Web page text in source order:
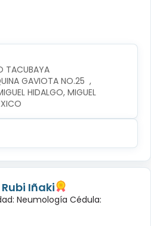
TACUBAYA
GAVIOTA NO.25  ,
HIDALGO, MIGUEL
Rubi Iñaki
Neumología Cédula: